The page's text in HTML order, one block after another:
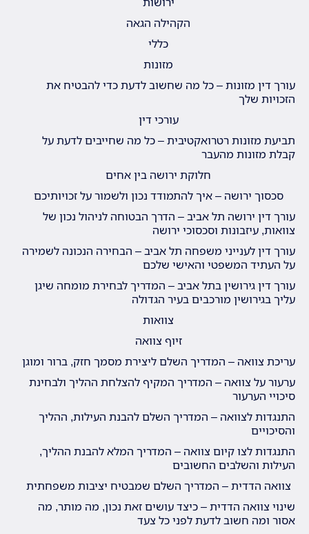
הקהילה הגאה
כללי
מזונות
עורך דין מזונות – כל מה שחשוב לדעת כדי להבטיח את
הזכויות שלך
עורכי דין
תביעת מזונות רטרואקטיבית – כל מה שחייבים לדעת על
קבלת מזונות מהעבר
חלוקת ירושה בין אחים
סכסוך ירושה – איך להתמודד נכון ולשמור על זכויותיכם
עורך דין ירושה תל אביב – הדרך הבטוחה לניהול נכון של
צוואות, עיזבונות וסכסוכי ירושה
עורך דין לענייני משפחה תל אביב – הבחירה הנכונה לשמירה
על העתיד המשפטי והאישי שלכם
עורך דין גירושין בתל אביב – המדריך לבחירת מומחה שיגן
עליך בגירושין מורכבים בעיר הגדולה
צוואות
זיוף צוואה
עריכת צוואה – המדריך השלם ליצירת מסמך חזק, ברור ומוגן
ערעור על צוואה – המדריך המקיף להצלחת ההליך ולבחינת
סיכויי הערעור
התנגדות לצוואה – המדריך השלם להבנת העילות, ההליך
והסיכויים
התנגדות לצו קיום צוואה – המדריך המלא להבנת ההליך,
העילות והשלבים החשובים
צוואה הדדית – המדריך השלם שמבטיח יציבות משפחתית
שינוי צוואה הדדית – כיצד עושים זאת נכון, מה מותר, מה
אסור ומה חשוב לדעת לפני כל צעד